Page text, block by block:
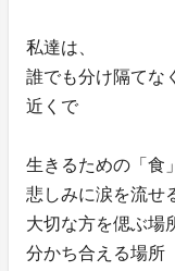
私達は、
誰でも分け隔てな
近くで
生きるための「食
悲しみに涙を流せ
大切な方を偲ぶ場
分かち合える場所